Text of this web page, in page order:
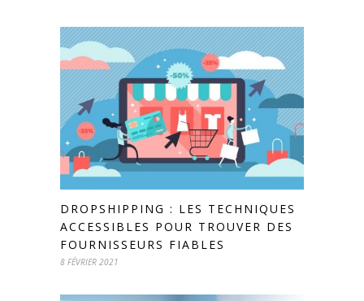
DROPSHIPPING : LES TECHNIQUES
ACCESSIBLES POUR TROUVER DES
FOURNISSEURS FIABLES
8 FÉVRIER 2021